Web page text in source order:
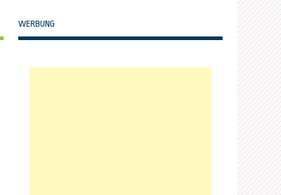
WERBUNG